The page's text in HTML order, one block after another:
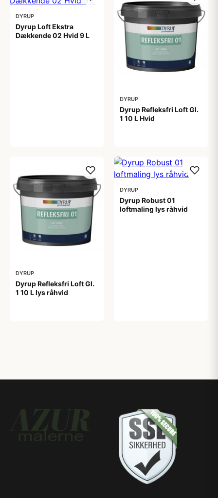
DYRUP
Dyrup Loft Ekstra
Dækkende 02 Hvid 9 L
DYRUP
Dyrup Refleksfri Loft Gl.
1 10 L Hvid
DYRUP
Dyrup Refleksfri Loft Gl.
1 10 L lys råhvid
DYRUP
Dyrup Robust 01
loftmaling lys råhvid